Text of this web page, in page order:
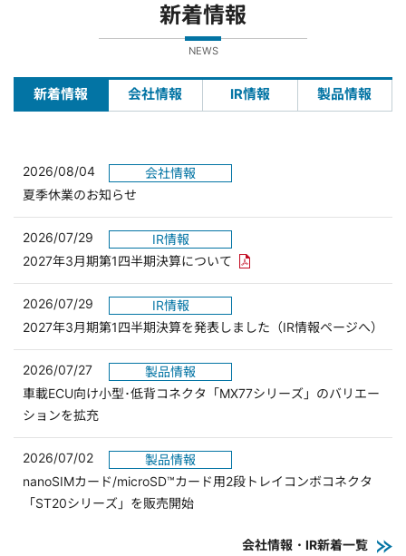
新着情報
NEWS
新着情報 会社情報 IR情報 製品情報
2026/08/04
会社情報
夏季休業のお知らせ
2026/07/29
IR情報
2027年3月期第1四半期決算について PDFリンクを新しいウィンド
2026/07/29
IR情報
2027年3月期第1四半期決算を発表しました（IR情報ページへ）
2026/07/27
製品情報
車載ECU向け小型･低背コネクタ「MX77シリーズ」のバリエー
ションを拡充
2026/07/02
製品情報
nanoSIMカード/microSD™カード用2段トレイコンボコネクタ
「ST20シリーズ」を販売開始
会社情報・IR新着一覧